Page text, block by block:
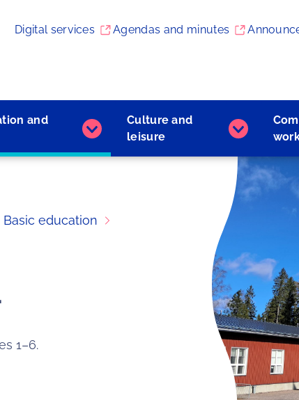
Digital services Agendas and minutes
and
Early
childhood
Culture and
leisure
Culture
leisure
subpages
Basic education
1–6.